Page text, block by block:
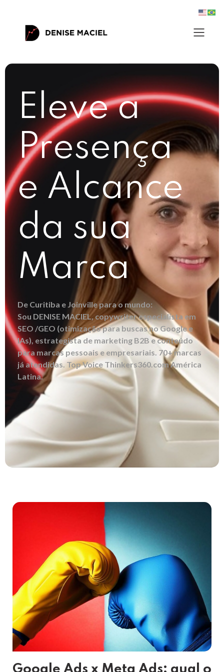
Eleve a
Presença
e Alcance
da sua
Marca
De Curitiba e Joinville para o mundo:
Sou DENISE MACIEL, copywriter especialista em
SEO /GEO (otimização para buscas no Google e
IAs), estrategista de marketing B2B e conteúdo
para marcas pessoais e empresariais. 70+ marcas
já atendidas. Top Voice Thinkers360.com América
Latina.
Google Ads x Meta Ads: qual o